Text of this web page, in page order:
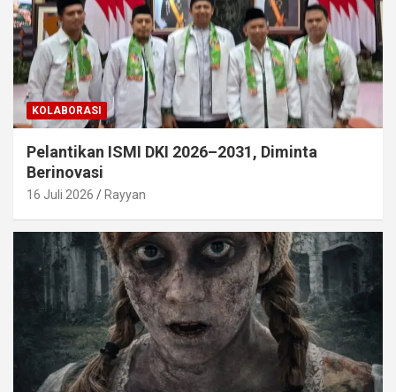
KOLABORASI
Pelantikan ISMI DKI 2026–2031, Diminta
Berinovasi
16 Juli 2026 Rayyan